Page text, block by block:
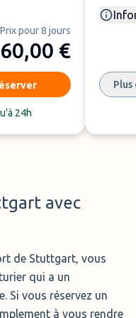
par semaine)
à proximité de
qui vous y
24h/24, il vous
de tranquillité. Des
navette (parking
Prix pour 8 jours
60,00 €
24h
avec
de Stuttgart, vous
qui a un
Si vous réservez un
à vous rendre